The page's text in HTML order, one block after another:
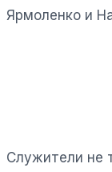
Ярмоленко и
Служители не